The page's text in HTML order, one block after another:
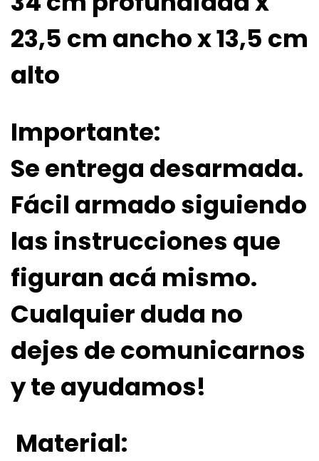
23,5 cm ancho x 13,5 cm
alto
Importante:
Se entrega desarmada.
Fácil armado siguiendo
las instrucciones que
figuran acá mismo.
Cualquier duda no
dejes de comunicarnos
y te ayudamos!
Material: